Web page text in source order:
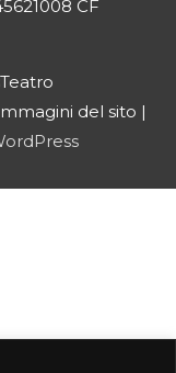
CF
del sito |